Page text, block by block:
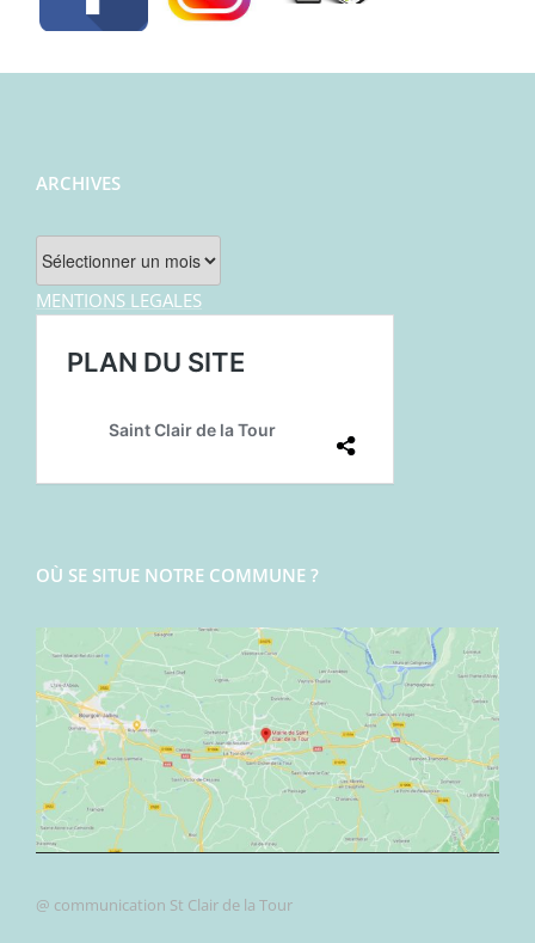
ARCHIVES
Archives
MENTIONS LEGALES
OÙ SE SITUE NOTRE COMMUNE ?
@ communication St Clair de la Tour